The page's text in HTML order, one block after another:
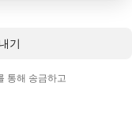
기
통해 송금하고